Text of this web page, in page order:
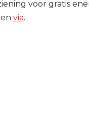
voor gratis
en via.